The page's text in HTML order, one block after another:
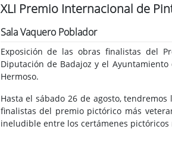
XLI Premio Internacional de
Sala Vaquero Poblador
Exposición de las obras finalistas del
Diputación de Badajoz y el
Hermoso.
Hasta el sábado 26 de agosto,
finalistas del premio pictórico más
ineludible entre los certámenes